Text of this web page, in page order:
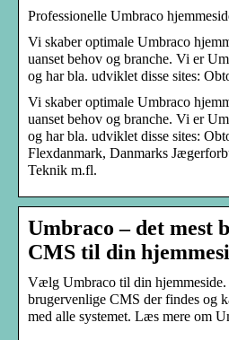
Professionelle Umbraco
Vi skaber optimale Umbraco
uanset behov og branche. Vi er
og har bla. udviklet disse sites:
Vi skaber optimale Umbraco
uanset behov og branche. Vi er
og har bla. udviklet disse sites:
Flexdanmark, Danmarks
Teknik m.fl.
Umbraco – det mest
CMS til din
Vælg Umbraco til din hjemmeside.
brugervenlige CMS der findes og
med alle systemet. Læs mere om